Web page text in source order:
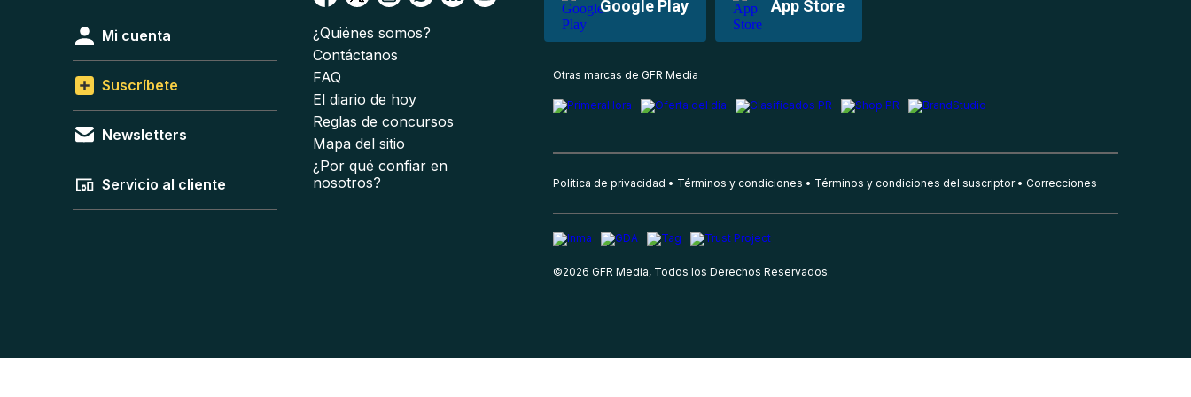
Google Play App Store
Mi cuenta
Suscríbete
Newsletters
Servicio al cliente
¿Quiénes somos?
Contáctanos
FAQ
El diario de hoy
Reglas de concursos
Mapa del sitio
¿Por qué confiar en
nosotros?
Otras marcas de GFR Media
Política de privacidad Términos y condiciones Términos y condiciones del suscriptor Correcciones
©2026 GFR Media, Todos los Derechos Reservados.